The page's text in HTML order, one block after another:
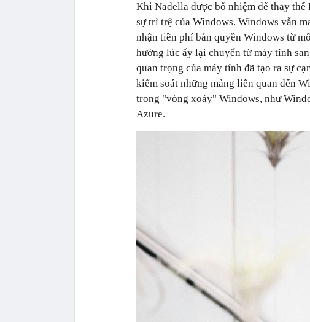
Khi Nadella được bổ nhiệm để thay
sự trì trệ của Windows. Windows vẫn
nhận tiền phí bản quyền Windows từ
hướng lúc ấy lại chuyển từ máy tính
quan trọng của máy tính đã tạo ra sự
kiểm soát những mảng liên quan đến
trong "vòng xoáy" Windows, như
Azure.